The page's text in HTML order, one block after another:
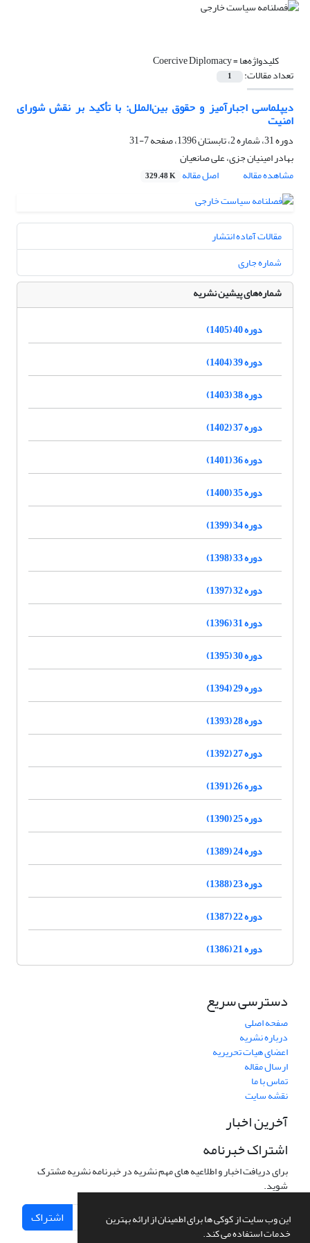
این وب سایت از کوکی ها برای اطمینان از ارائه بهترین
خدمات استفاده می کند.
کلیدواژه‌ها =Coercive Diplomacy
تعداد مقالات: 1
دیپلماسی اجبارآمیز و حقوق بین‌الملل: با تأکید بر نقش شورای
امنیت
دوره 31، شماره 2، تابستان 1396، صفحه
7-31
بهادر امینیان جزی، علی صانعیان
مشاهده مقاله
اصل مقاله 329.48 K
مقالات آماده انتشار
شماره جاری
شماره‌های پیشین نشریه
دوره 40 (1405)
دوره 39 (1404)
دوره 38 (1403)
دوره 37 (1402)
دوره 36 (1401)
دوره 35 (1400)
دوره 34 (1399)
دوره 33 (1398)
دوره 32 (1397)
دوره 31 (1396)
دوره 30 (1395)
دوره 29 (1394)
دوره 28 (1393)
دوره 27 (1392)
دوره 26 (1391)
دوره 25 (1390)
دوره 24 (1389)
دوره 23 (1388)
دوره 22 (1387)
دوره 21 (1386)
دسترسی سریع
صفحه اصلی
درباره نشریه
اعضای هیات تحریریه
ارسال مقاله
تماس با ما
نقشه سایت
آخرین اخبار
اشتراک خبرنامه
برای دریافت اخبار و اطلاعیه های مهم نشریه در خبرنامه نشریه مشترک
شوید.
اشتراک